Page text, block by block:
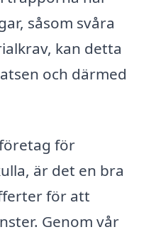
såsom svåra
kan detta
och därmed
för
är det en bra
för att
Genom vår